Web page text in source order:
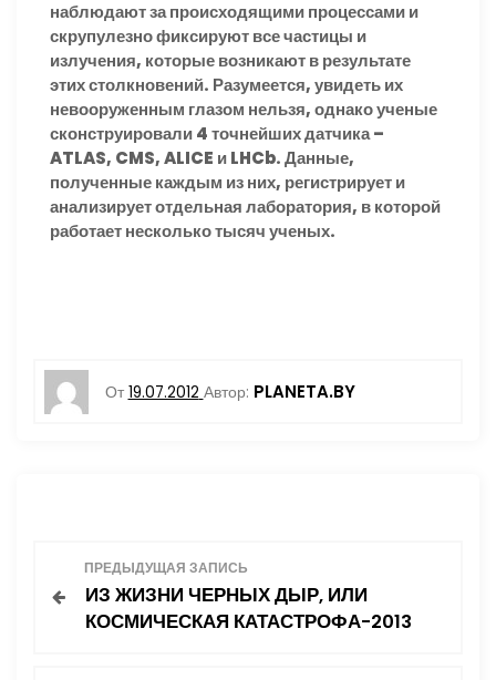
наблюдают за происходящими процессами и
скрупулезно фиксируют все частицы и
излучения, которые возникают в результате
этих столкновений. Разумеется, увидеть их
невооруженным глазом нельзя, однако ученые
сконструировали 4 точнейших датчика –
ATLAS, CMS, ALICE и LHCb. Данные,
полученные каждым из них, регистрирует и
анализирует отдельная лаборатория, в которой
работает несколько тысяч ученых.
От 19.07.2012 Автор: PLANETA.BY
ПРЕДЫДУЩАЯ ЗАПИСЬ
ИЗ ЖИЗНИ ЧЕРНЫХ ДЫР, ИЛИ
КОСМИЧЕСКАЯ КАТАСТРОФА-2013